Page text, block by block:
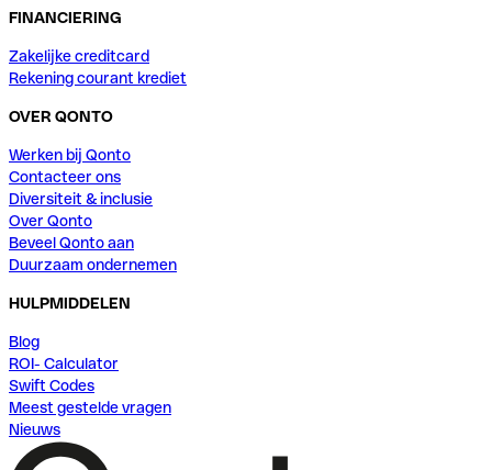
FINANCIERING
Zakelijke creditcard
Rekening courant krediet
OVER QONTO
Werken bij Qonto
Contacteer ons
Diversiteit & inclusie
Over Qonto
Beveel Qonto aan
Duurzaam ondernemen
HULPMIDDELEN
Blog
ROI- Calculator
Swift Codes
Meest gestelde vragen
Nieuws